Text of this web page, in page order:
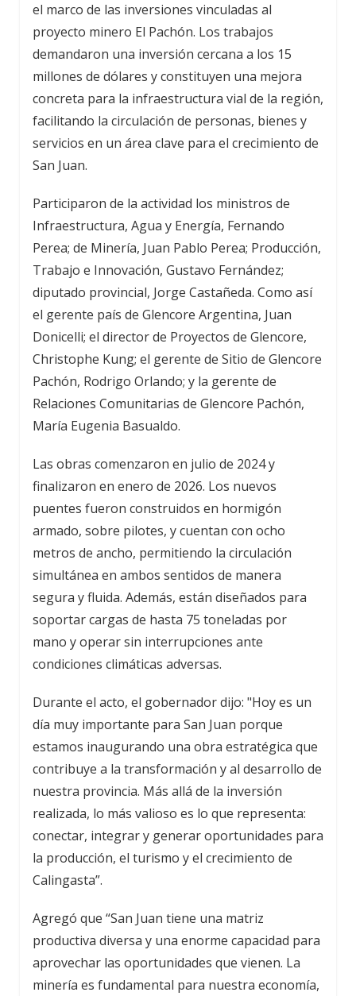
el marco de las inversiones vinculadas al
proyecto minero El Pachón. Los trabajos
demandaron una inversión cercana a los 15
millones de dólares y constituyen una mejora
concreta para la infraestructura vial de la región,
facilitando la circulación de personas, bienes y
servicios en un área clave para el crecimiento de
San Juan.
Participaron de la actividad los ministros de
Infraestructura, Agua y Energía, Fernando
Perea; de Minería, Juan Pablo Perea; Producción,
Trabajo e Innovación, Gustavo Fernández;
diputado provincial, Jorge Castañeda. Como así
el gerente país de Glencore Argentina, Juan
Donicelli; el director de Proyectos de Glencore,
Christophe Kung; el gerente de Sitio de Glencore
Pachón, Rodrigo Orlando; y la gerente de
Relaciones Comunitarias de Glencore Pachón,
María Eugenia Basualdo.
Las obras comenzaron en julio de 2024 y
finalizaron en enero de 2026. Los nuevos
puentes fueron construidos en hormigón
armado, sobre pilotes, y cuentan con ocho
metros de ancho, permitiendo la circulación
simultánea en ambos sentidos de manera
segura y fluida. Además, están diseñados para
soportar cargas de hasta 75 toneladas por
mano y operar sin interrupciones ante
condiciones climáticas adversas.
Durante el acto, el gobernador dijo: "Hoy es un
día muy importante para San Juan porque
estamos inaugurando una obra estratégica que
contribuye a la transformación y al desarrollo de
nuestra provincia. Más allá de la inversión
realizada, lo más valioso es lo que representa:
conectar, integrar y generar oportunidades para
la producción, el turismo y el crecimiento de
Calingasta”.
Agregó que “San Juan tiene una matriz
productiva diversa y una enorme capacidad para
aprovechar las oportunidades que vienen. La
minería es fundamental para nuestra economía,